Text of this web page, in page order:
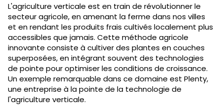
L'agriculture verticale est en train de révolutionner le
secteur agricole, en amenant la ferme dans nos villes
et en rendant les produits frais cultivés localement plus
accessibles que jamais. Cette méthode agricole
innovante consiste à cultiver des plantes en couches
superposées, en intégrant souvent des technologies
de pointe pour optimiser les conditions de croissance.
Un exemple remarquable dans ce domaine est Plenty,
une entreprise à la pointe de la technologie de
l'agriculture verticale.